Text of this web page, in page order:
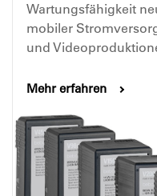
Wartungsfähigkeit
mobiler
und
Mehr erfahren